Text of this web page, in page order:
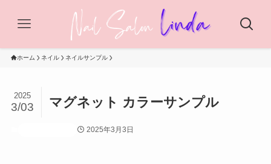
ホーム ネイル ネイルサンプル
マグネット カラーサンプル
2025
3/03
2025年3月3日